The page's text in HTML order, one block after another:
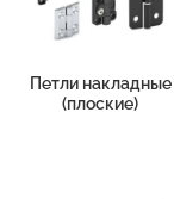
Петли накладные
(плоские)